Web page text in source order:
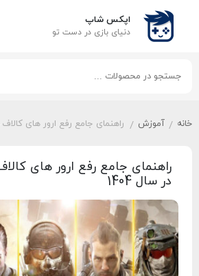
اپکس شاپ
دنیای بازی‌ در دست تو
خانه / آموزش / راهنمای جامع رفع ارور های کالاف
راهنمای جامع رفع ارور های
در سال 1404